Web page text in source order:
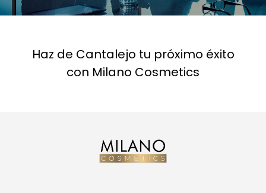
Haz de Cantalejo tu próximo éxito
con Milano Cosmetics